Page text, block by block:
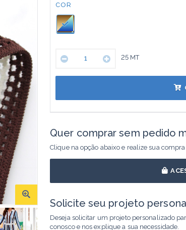
Cor:
COR
25 MT
Quer comprar sem pedido
Clique na opção abaixo e realize sua
Solicite seu projeto
Deseja solicitar um projeto personalizado
conosco e nos explique a sua necessidade.